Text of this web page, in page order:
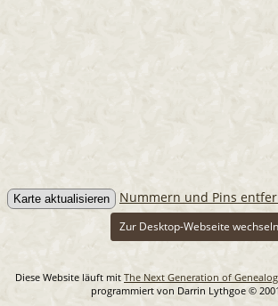
Nummern und Pins
Zur Desktop-Webseite wechseln
Diese Website läuft mit The Next Generation of
programmiert von Darrin Lythgoe ©